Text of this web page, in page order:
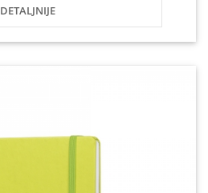
DETALJNIJE